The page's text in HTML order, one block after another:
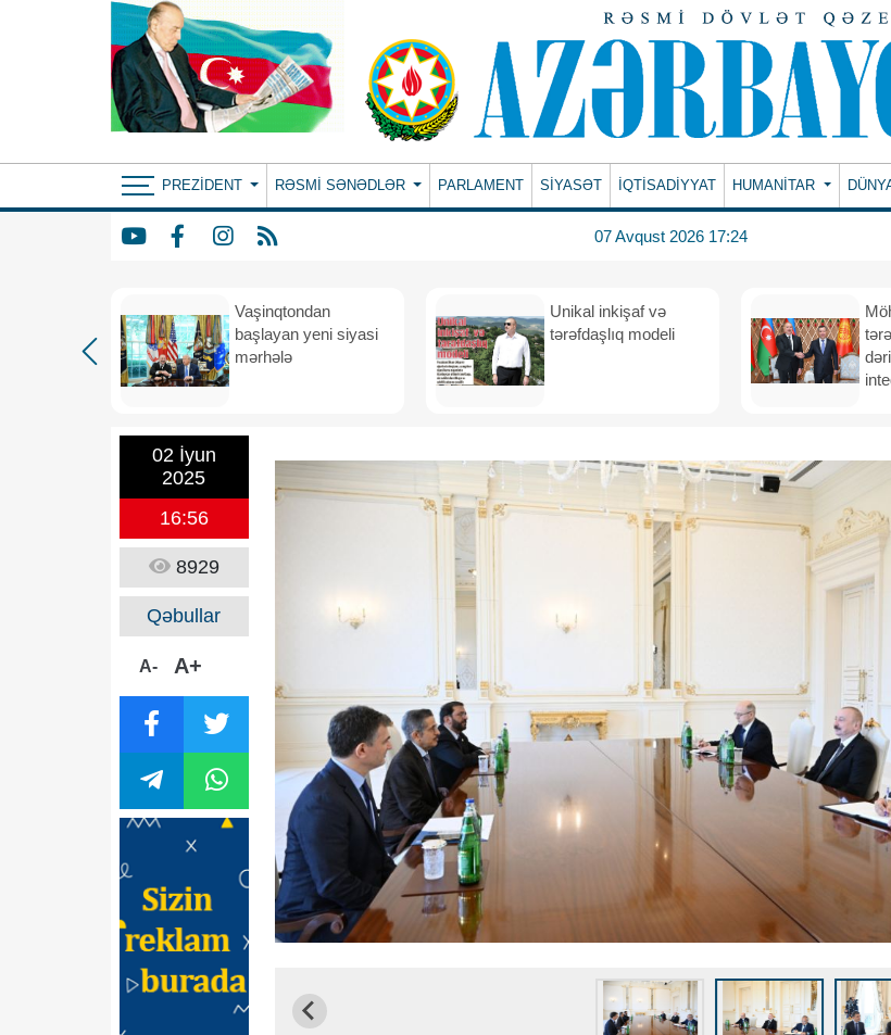
PREZIDENT RƏSMI SƏNƏDLƏR PARLAMENT SİYASƏT İQTİSADİYYAT HUMANITAR
07 Avqust 2026 17:24
Vaşinqtondan
başlayan yeni siyasi
mərhələ
Unikal inkişaf və
tərəfdaşlıq modeli
02 İyun
2025
16:56
8929
Qəbullar
A- A+